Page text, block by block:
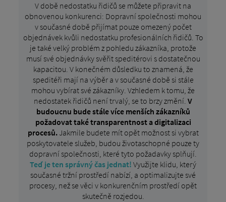
V době nedostatku řidičů se můžete připravit na
obnovenou konkurenci: Dopravní společnosti mohou
v současné době přijímat pouze omezený počet
objednávek kvůli nedostatku profesionálních řidičů. To
je také velký problém z pohledu zákazníka, protože
musí své objednávky svěřit speditérovi s dostatečnou
kapacitou. V konečném důsledku to znamená, že
speditéři mají na výběr a v současné době si stále
mohou vybírat své zákazníky. Vzhledem k tomu, že
nedostatek řidičů není trvalý, se to brzy změní. V
budoucnu bude stále více menších zákazníků
požadovat také transparentnost a digitalizaci
procesů.Jakmile budete mít opět možnost si vybrat
poskytovatele služeb, budou životaschopné pouze ty
dopravní společnosti, které tyto požadavky splňují.
Teď je ten správný čas jednat! Využijte klidu, který
současné tržní prostředí nabízí, a optimalizujte své
procesy, než se věci v konkurenčním prostředí opět
skutečně rozjedou.